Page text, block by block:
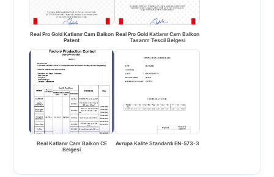
Real Pro Gold Katlanır Cam Balkon
Patent
Real Pro Gold Katlanır Cam Balkon
Tasarım Tescil Belgesi
Real Katlanır Cam Balkon CE
Belgesi
Avrupa Kalite Standardı EN-573-3